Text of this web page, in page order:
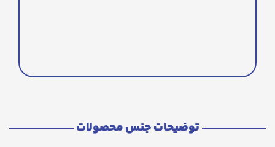
توضیحات جنس محصولات